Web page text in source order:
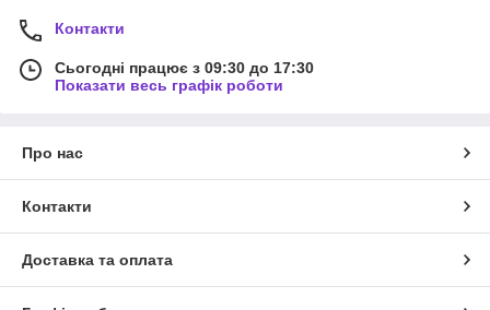
Контакти
Сьогодні працює з 09:30 до 17:30
Показати весь графік роботи
Про нас
Контакти
Доставка та оплата